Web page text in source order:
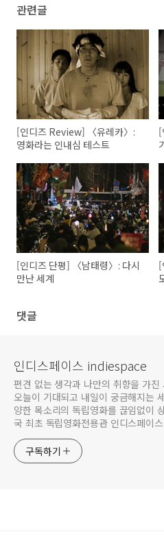
관련글
[인디즈 Review] 〈유레카〉:
영화라는 인내심 테스트
[
[인디즈 단평] 〈남태령〉: 다시
만난 세계
[
댓글
인디스페이스 indiespace
편견 없는 생각과 나만의 취향을 가진
오늘이 기대되고 내일이 궁금해지는
양한 목소리의 독립영화를 끊임없이
국 최초 독립영화전용관 인디스페이
구독하기